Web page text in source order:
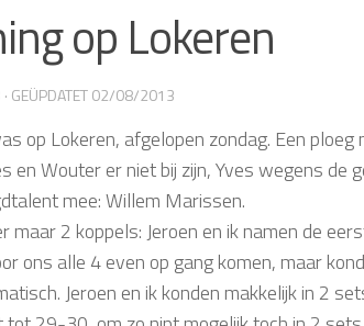
op Lokeren
· GEÜPDATET02/08/2013
op Lokeren, afgelopen zondag. Een
en Wouter er niet bij zijn, Yves wegens de
mee: Willem Marissen.
maar 2 koppels: Jeroen en ik namen de
ons alle 4 even op gang komen, maar
Jeroen en ik konden makkelijk in 2